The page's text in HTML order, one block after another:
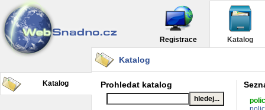
Registrace Katalog
Katalog
Katalog
Prohledat katalog